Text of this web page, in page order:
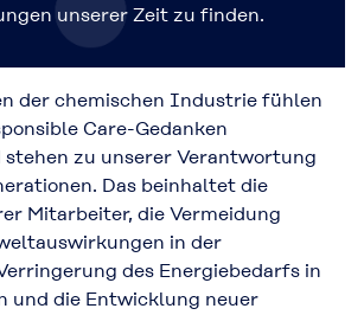
unserer Zeit zu finden.
der chemischen Industrie fühlen
Care-Gedanken
zu unserer Verantwortung
Das beinhaltet die
Mitarbeiter, die Vermeidung
in der
des Energiebedarfs in
und die Entwicklung neuer